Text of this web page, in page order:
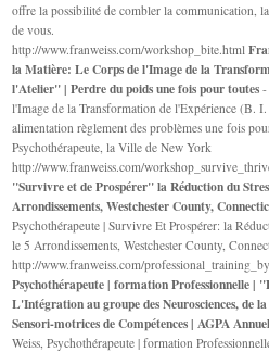
offre la possibilité de combler la communication,
de vous.
http://www.franweiss.com/workshop_bite.html
la Matière: Le Corps de l'Image de la
l'Atelier" | Perdre du poids une fois pour toutes -
l'Image de la Transformation de l'Expérience (B.
alimentation règlement des problèmes une fois
Psychothérapeute, la Ville de New York
http://www.franweiss.com/
"Survivre et de Prospérer" la Réduction du
Arrondissements, Westchester County,
Psychothérapeute | Survivre Et Prospérer: la
le 5 Arrondissements, Westchester County,
http://www.franweiss.com/
Psychothérapeute | formation Professionnelle |
L'Intégration au groupe des Neurosciences, de
Sensori-motrices de Compétences | AGPA
Weiss, Psychothérapeute | formation